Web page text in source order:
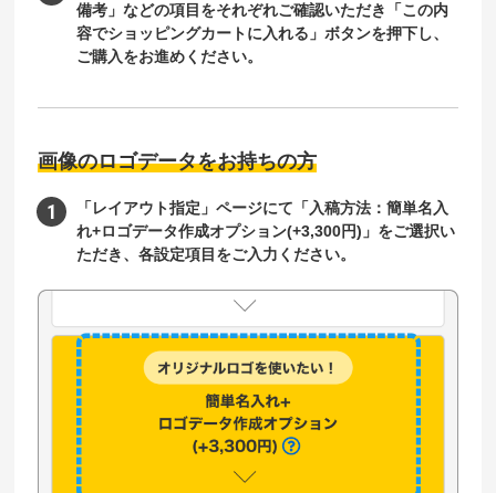
備考」などの項目をそれぞれご確認いただき「この内
容でショッピングカートに入れる」ボタンを押下し、
ご購入をお進めください。
画像のロゴデータをお持ちの方
「レイアウト指定」ページにて「入稿方法：簡単名入
れ+ロゴデータ作成オプション(+3,300円)」をご選択い
ただき、各設定項目をご入力ください。